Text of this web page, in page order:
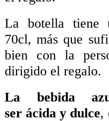
La botella tiene
70cl, más que
bien con la
dirigido el regalo.
La bebida
ser ácida y dulce,